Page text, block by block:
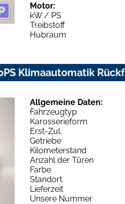
Motor:
kW / PS
Treibstoff
Hubraum
Klimaautomatik Rückf
Allgemeine Daten:
Fahrzeugtyp
Karosserieform
Erst-Zul.
Getriebe
Kilometerstand
Anzahl der Türen
Farbe
Standort
Lieferzeit
Unsere Nummer